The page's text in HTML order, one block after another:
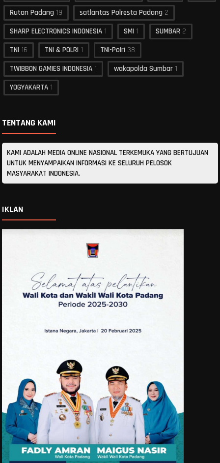
Rutan Padang 19 satlantas Polresta Padang 2
SHARP ELECTRONICS INDONESIA 1 SMI 1 SUMBAR 2
TNI 16 TNI & POLRI 1 TNI-Polri 38
TWIBBON GAMIES INDONESIA 1 wakapolda Sumbar 1
YOGYAKARTA 1
TENTANG KAMI
KAMI ADALAH MEDIA ONLINE NASIONAL TERKEMUKA YANG BERTUJUAN
UNTUK MENYAMPAIKAN INFORMASI KE SELURUH PELOSOK
MASYARAKAT INDONESIA.
IKLAN